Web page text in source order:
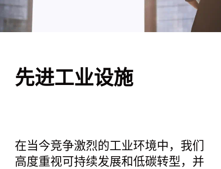
先进工业设施
在当今竞争激烈的工业环境中，我们
高度重视可持续发展和低碳转型，并